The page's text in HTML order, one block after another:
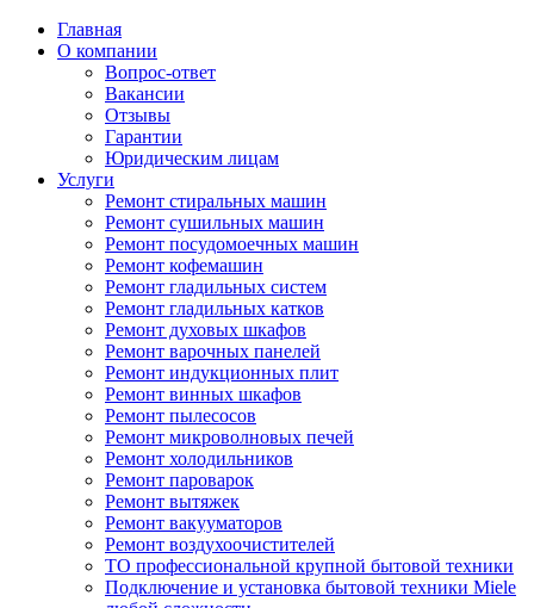
Главная
О компании
Вопрос-ответ
Вакансии
Отзывы
Гарантии
Юридическим лицам
Услуги
Ремонт стиральных машин
Ремонт сушильных машин
Ремонт посудомоечных машин
Ремонт кофемашин
Ремонт гладильных систем
Ремонт гладильных катков
Ремонт духовых шкафов
Ремонт варочных панелей
Ремонт индукционных плит
Ремонт винных шкафов
Ремонт пылесосов
Ремонт микроволновых печей
Ремонт холодильников
Ремонт пароварок
Ремонт вытяжек
Ремонт вакууматоров
Ремонт воздухоочистителей
ТО профессиональной крупной бытовой техники
Подключение и установка бытовой техники Miele